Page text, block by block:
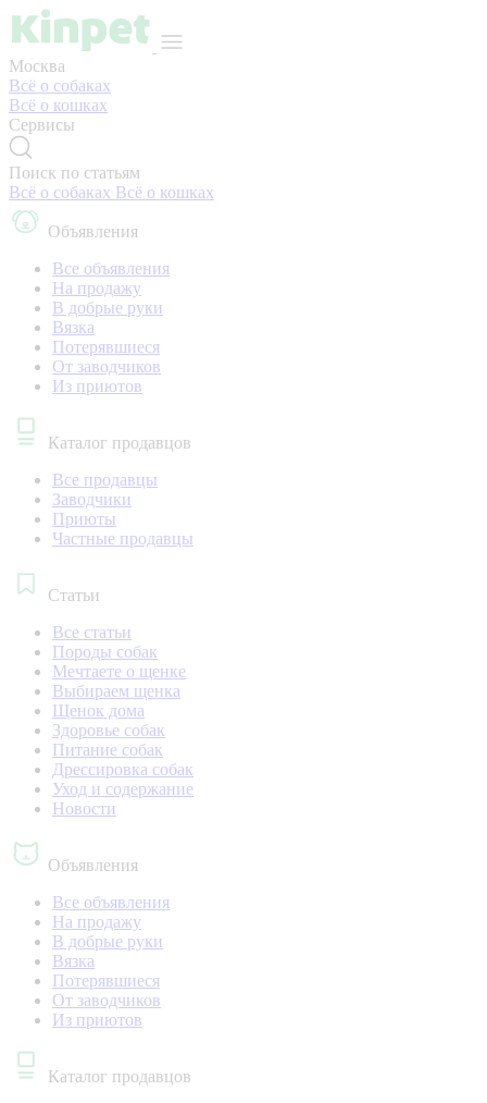
Москва
Всё о собаках
Всё о кошках
Сервисы
Поиск по статьям
Всё о собаках Всё о кошках
Объявления
Все объявления
На продажу
В добрые руки
Вязка
Потерявшиеся
От заводчиков
Из приютов
Каталог продавцов
Все продавцы
Заводчики
Приюты
Частные продавцы
Статьи
Все статьи
Породы собак
Мечтаете о щенке
Выбираем щенка
Щенок дома
Здоровье собак
Питание собак
Дрессировка собак
Уход и содержание
Новости
Объявления
Все объявления
На продажу
В добрые руки
Вязка
Потерявшиеся
От заводчиков
Из приютов
Каталог продавцов